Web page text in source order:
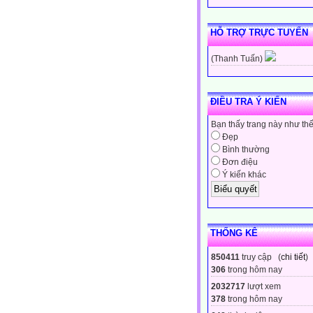
HỖ TRỢ TRỰC TUYẾN
(Thanh Tuấn)
ĐIỀU TRA Ý KIẾN
Bạn thấy trang này như
Đẹp
Bình thường
Đơn điệu
Ý kiến khác
THỐNG KÊ
850411 truy cập (chi tiết)
306 trong hôm nay
2032717 lượt xem
378 trong hôm nay